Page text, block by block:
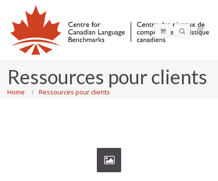
Ressources pour clients
Home Ressources pour clients